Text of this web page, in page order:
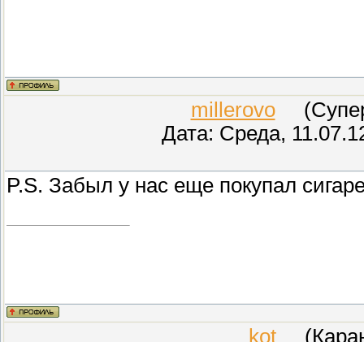
millerovo
Дата: Среда,
P.S. Забыл у нас еще покупал
kot